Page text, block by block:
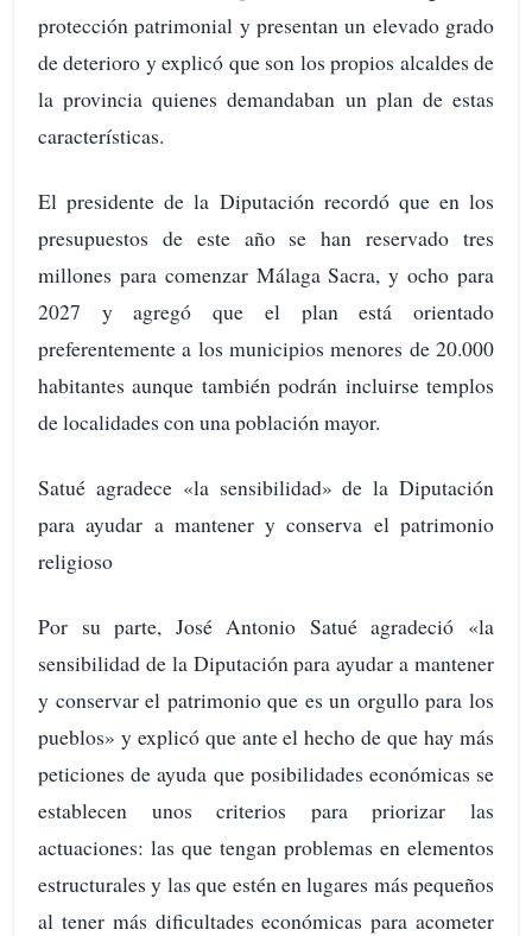
protección patrimonial y presentan un elevado grado
de deterioro y explicó que son los propios alcaldes de
la provincia quienes demandaban un plan de estas
características.
El presidente de la Diputación recordó que en los
presupuestos de este año se han reservado tres
millones para comenzar Málaga Sacra, y ocho para
2027 y agregó que el plan está orientado
preferentemente a los municipios menores de 20.000
habitantes aunque también podrán incluirse templos
de localidades con una población mayor.
Satué agradece «la sensibilidad» de la Diputación
para ayudar a mantener y conserva el patrimonio
religioso
Por su parte, José Antonio Satué agradeció «la
sensibilidad de la Diputación para ayudar a mantener
y conservar el patrimonio que es un orgullo para los
pueblos» y explicó que ante el hecho de que hay más
peticiones de ayuda que posibilidades económicas se
establecen unos criterios para priorizar las
actuaciones: las que tengan problemas en elementos
estructurales y las que estén en lugares más pequeños
al tener más dificultades económicas para acometer